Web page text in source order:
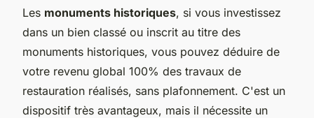
Les monuments historiques, si vous investissez
dans un bien classé ou inscrit au titre des
monuments historiques, vous pouvez déduire de
votre revenu global 100% des travaux de
restauration réalisés, sans plafonnement. C'est un
dispositif très avantageux, mais il nécessite un